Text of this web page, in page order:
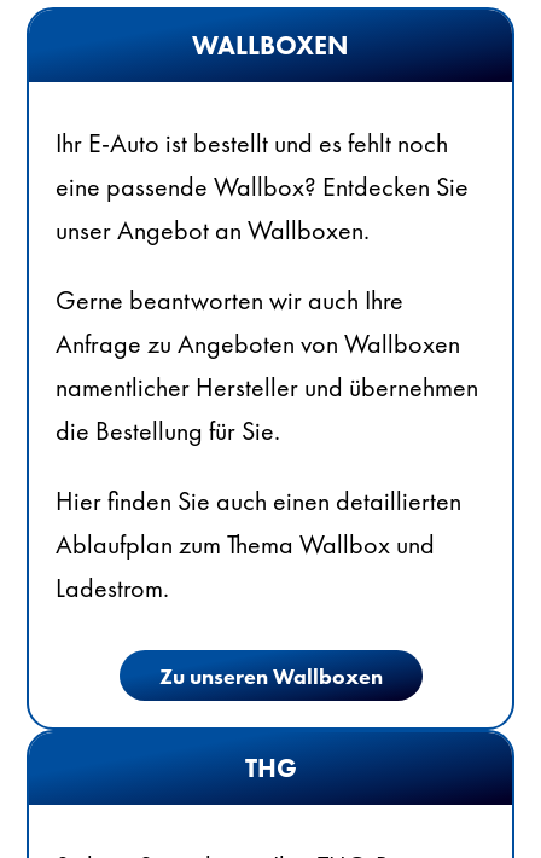
WALLBOXEN
Ihr E-Auto ist bestellt und es fehlt noch
eine passende Wallbox? Entdecken Sie
unser Angebot an Wallboxen.
Gerne beantworten wir auch Ihre
Anfrage zu Angeboten von Wallboxen
namentlicher Hersteller und übernehmen
die Bestellung für Sie.
Hier finden Sie auch einen detaillierten
Ablaufplan zum Thema Wallbox und
Ladestrom.
Zu unseren Wallboxen
THG